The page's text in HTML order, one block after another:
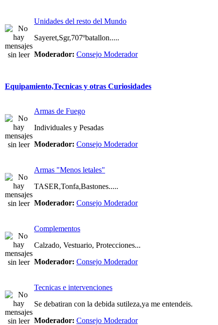
Unidades del resto del Mundo
Sayeret,Sgr,707ºbatallon.....
Moderador: Consejo Moderador
Equipamiento,Tecnicas y otras Curiosidades
Armas de Fuego
Individuales y Pesadas
Moderador: Consejo Moderador
Armas "Menos letales"
TASER,Tonfa,Bastones.....
Moderador: Consejo Moderador
Complementos
Calzado, Vestuario, Protecciones...
Moderador: Consejo Moderador
Tecnicas e intervenciones
Se debatiran con la debida sutileza,ya me entendeis.
Moderador: Consejo Moderador